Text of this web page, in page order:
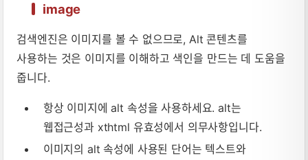
image
검색엔진은 이미지를 볼 수 없으므로, Alt 콘텐츠를
사용하는 것은 이미지를 이해하고 색인을 만드는 데 도움을
줍니다.
항상 이미지에 alt 속성을 사용하세요. alt는
웹접근성과 xthtml 유효성에서 의무사항입니다.
이미지의 alt 속성에 사용된 단어는 텍스트와